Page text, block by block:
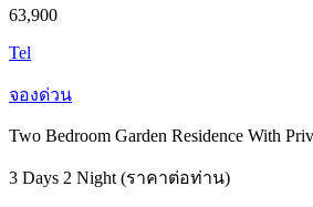
63,900
Tel
จองด่วน
Two Bedroom Garden Residence With
3 Days 2 Night (ราคาต่อท่าน)